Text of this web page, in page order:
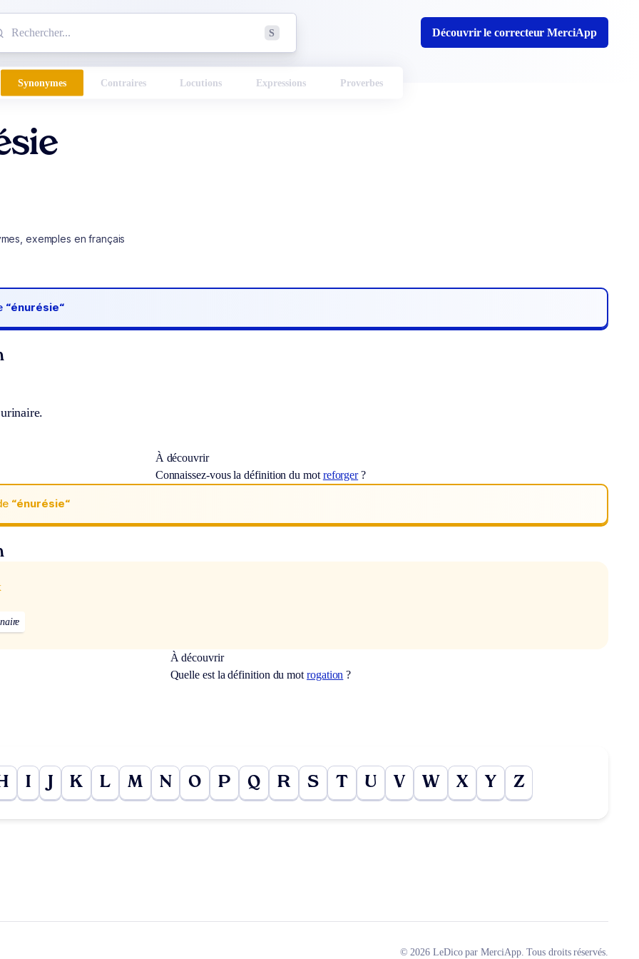
S Découvrir le correcteur MerciApp
Synonymes Contraires Locutions Expressions Proverbes
exemples en français
“énurésie“
À découvrir
Connaissez-vous la définition du mot reforger?
“énurésie“
À découvrir
Quelle est la définition du mot rogation ?
I J K L M N O P Q R S T U V W X Y Z
© 2026 LeDico par MerciApp. Tous droits réservés.